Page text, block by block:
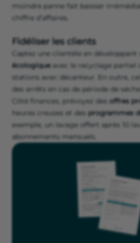
moindre panne fait baisser
chiffre d’affaires.
Fidéliser les clients
Captez une clientèle en
écologiqueavec le recyclage partiel
stations avec décanteur. En outre,
des arrêts en cas de période de
Côté finances, prévoyez des offres
heures creuses et des programmes
exemple, un lavage offert après 10
abonnements mensuels.